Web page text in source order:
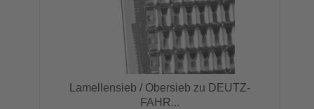
Lamellensieb / Obersieb zu DEUTZ-
FAHR...